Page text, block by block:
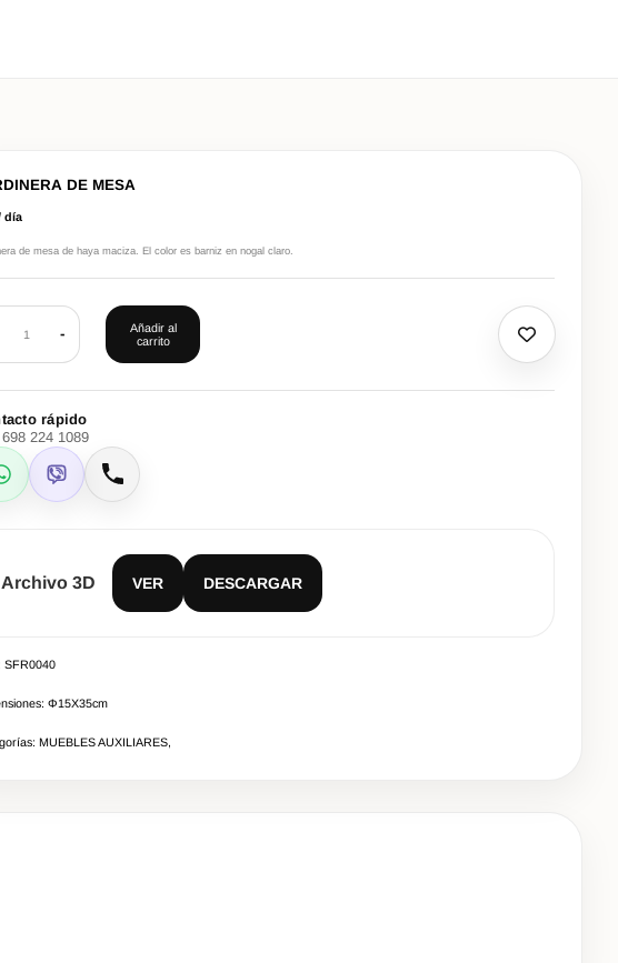
DE MESA
día
de mesa de haya maciza. El color es barniz en nogal claro.
1 -
Añadir al
carrito
rápido
224 1089
WhatsApp
Viber Llamar
Archivo 3D VER DESCARGAR
SFR0040
Φ15X35cm
MUEBLES AUXILIARES,